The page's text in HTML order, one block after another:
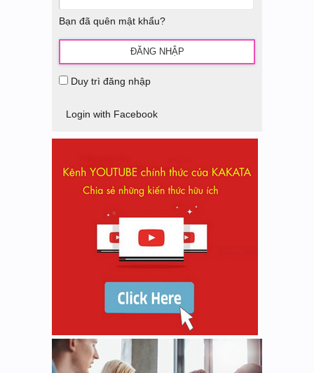
Bạn đã quên mật khẩu?
Duy trì đăng nhập
Login with Facebook